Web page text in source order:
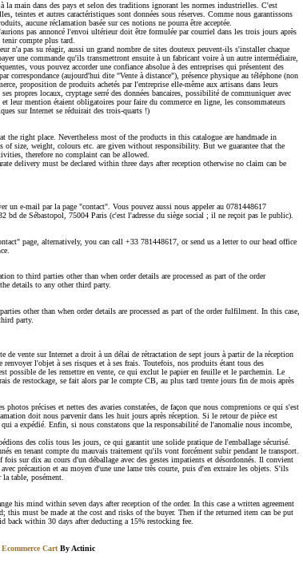
la main dans des pays et selon des traditions ignorant les normes industrielles. C'est
teintes et autres caractéristiques sont données sous réserves. Comme nous garantissons
aucune réclamation basée sur ces notions ne pourra être acceptée.
pas annoncé l'envoi ultérieur doit être formulée par courriel dans les trois jours après
tenir compte plus tard.
n'a pas su réagir, aussi un grand nombre de sites douteux peuvent-ils s'installer chaque
une commande qu'ils transmettront ensuite à un fabricant voire à un autre intermédiaire,
vous pouvez accorder une confiance absolue à des entreprises qui présentent des
correspondance (aujourd'hui dite "Vente à distance"), présence physique au téléphone (non
proposition de produits achetés par l'entreprise elle-même aux artisans dans leurs
propres locaux, cryptage serré des données bancaires, possibilité de communiquer avec
et leur mention étaient obligatoires pour faire du commerce en ligne, les consommateurs
sur Internet se réduirait des trois-quarts !)
the right place. Nevertheless most of the products in this catalogue are handmade in
of size, weight, colours etc. are given without responsibility. But we guarantee that the
therefore no complaint can be allowed.
delivery must be declared within three days after reception otherwise no claim can be
un e-mail par la page "contact". Vous pouvez aussi nous appeler au 0781448617
bd de Sébastopol, 75004 Paris (c'est l'adresse du siège social ; il ne reçoit pas le public).
page, alternatively, you can call +33 781448617, or send us a letter to our head office
to third parties other than when order details are processed as part of the order
details to any other third party.
other than when order details are processed as part of the order fulfilment. In this case,
party.
de vente sur Internet a droit à un délai de rétractation de sept jours à partir de la réception
l'objet à ses risques et à ses frais. Toutefois, nos produits étant tous des
possible de les remettre en vente, ce qui exclut le papier en feuille et le parchemin. Le
de restockage, se fait alors par le compte CB, au plus tard trente jours fin de mois après
précises et nettes des avaries constatées, de façon que nous comprenions ce qui s'est
doit nous parvenir dans les huit jours après réception. Si le retour de pièce est
a expédié. Enfin, si nous constatons que la responsabilité de l'anomalie nous incombe,
des colis tous les jours, ce qui garantit une solide pratique de l'emballage sécurisé.
en tenant compte du mauvais traitement qu'ils vont forcément subir pendant le transport.
sur dix au cours d'un déballage avec des gestes impatients et désordonnés. Il convient
précaution et au moyen d'une une lame très courte, puis d'en extraire les objets. S'ils
table, posément.
his mind within seven days after reception of the order. In this case a written agreement
this must be made at the cost and risks of the buyer. Then if the returned item can be put
within 30 days after deducting a 15% restocking fee.
Ecommerce CartBy Actinic